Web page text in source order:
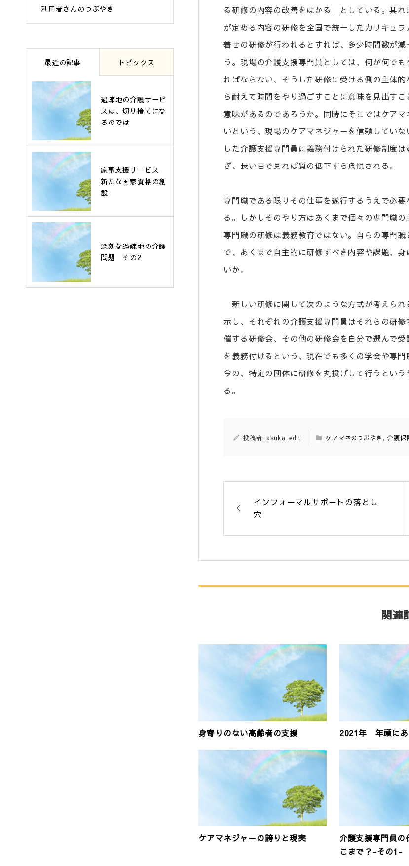
利用者さんのつぶやき
る研修の内容の改善をはかる」としている。其
が定める内容の研修を全国で統一したカリキュ
着せの研修が行われるとすれば、多少時間数が
う。現場の介護支援専門員としては、何が何で
ればならない、そうした研修に受ける側の主体
ら耐えて時間をやり過ごすことに意味を見出す
意味があるのであろうか。同時にそこではケア
いという、現場のケアマネジャーを信頼してい
した介護支援専門員に義務付けられた研修制度
ぎ、長い目で見れば質の低下すら危惧される。
専門職である限りその仕事を遂行するうえで必
る。しかしそのやり方はあくまで個々の専門職
専門職の研修は義務教育ではない。自らの専門
で、あくまで自主的に研修すべき内容や課題、
いか。
新しい研修に関して次のような方式が考えら
示し、それぞれの介護支援専門員はそれらの研
催する研修会、その他の研修会を自分で選んで
を義務付けるという、現在でも多くの学会や専
今の、特定の団体に研修を丸投げして行うとい
る。
投稿者: asuka_edit ケアマネのつぶやき ,介護保
インフォーマルサポートの落とし
穴
関連
身寄りのない高齢者の支援 2021年 年頭にあ
ケアマネジャーの誇りと現実
介護支援専門員の
こまで？-その1-
最近の記事 トピックス
過疎地の介護サービ
スは、切り捨てにな
るのでは
家事支援サービス
新たな国家資格の創
設
深刻な過疎地の介護
問題 その2